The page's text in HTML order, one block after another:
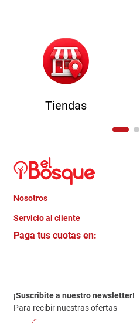
Tiendas
Nosotros
Quienes somos
Trabaja con Nosotros
Servicio al cliente
Crédito Directo
Politica de Privacidad
Políticas y condiciones GiftCard
Paga tus cuotas en:
¡Suscribite a nuestro newsletter!
Para recibir nuestras ofertas